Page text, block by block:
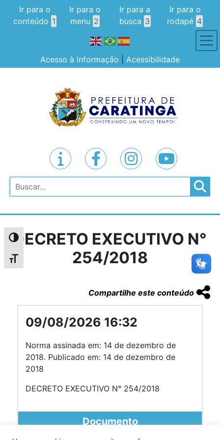
Alternar alto contraste
Alternar tamanho da fonte
Ir para o
conteúdo 1
Ir para o
menu 2
Ir para a
busca 3
Ir para o
rodapé 4
Acesso à informação Acessibilidade
Pesquisar
DECRETO EXECUTIVO N°
254/2018
Compartilhe este conteúdo
09/08/2026 16:32
Norma assinada em: 14 de dezembro de
2018. Publicado em: 14 de dezembro de
2018
DECRETO EXECUTIVO N° 254/2018
Documento